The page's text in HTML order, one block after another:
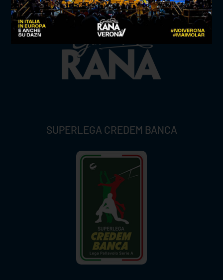
TITLE SPONSOR
SUPERLEGA CREDEM BANCA